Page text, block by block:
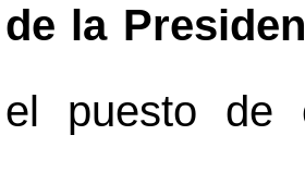
de la
el puesto de